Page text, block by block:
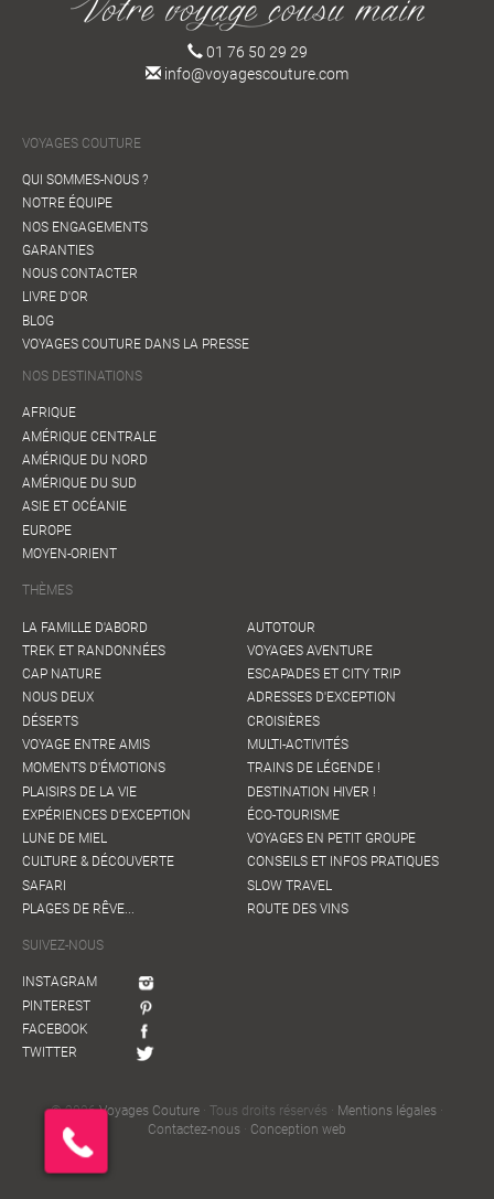
01 76 50 29 29
info@voyagescouture.com
VOYAGES COUTURE
QUI SOMMES-NOUS ?
NOTRE ÉQUIPE
NOS ENGAGEMENTS
GARANTIES
NOUS CONTACTER
LIVRE D'OR
BLOG
VOYAGES COUTURE DANS LA PRESSE
NOS DESTINATIONS
AFRIQUE
AMÉRIQUE CENTRALE
AMÉRIQUE DU NORD
AMÉRIQUE DU SUD
ASIE ET OCÉANIE
EUROPE
MOYEN-ORIENT
THÈMES
LA FAMILLE D'ABORD
TREK ET RANDONNÉES
CAP NATURE
NOUS DEUX
DÉSERTS
VOYAGE ENTRE AMIS
MOMENTS D'ÉMOTIONS
PLAISIRS DE LA VIE
EXPÉRIENCES D'EXCEPTION
LUNE DE MIEL
CULTURE & DÉCOUVERTE
SAFARI
PLAGES DE RÊVE...
AUTOTOUR
VOYAGES AVENTURE
ESCAPADES ET CITY TRIP
ADRESSES D'EXCEPTION
CROISIÈRES
MULTI-ACTIVITÉS
TRAINS DE LÉGENDE !
DESTINATION HIVER !
ÉCO-TOURISME
VOYAGES EN PETIT GROUPE
CONSEILS ET INFOS PRATIQUES
SLOW TRAVEL
ROUTE DES VINS
SUIVEZ-NOUS
INSTAGRAM
PINTEREST
FACEBOOK
TWITTER
© 2026Voyages Couture · Tous droits réservés · Mentions légales ·
Contactez-nous · Conception web